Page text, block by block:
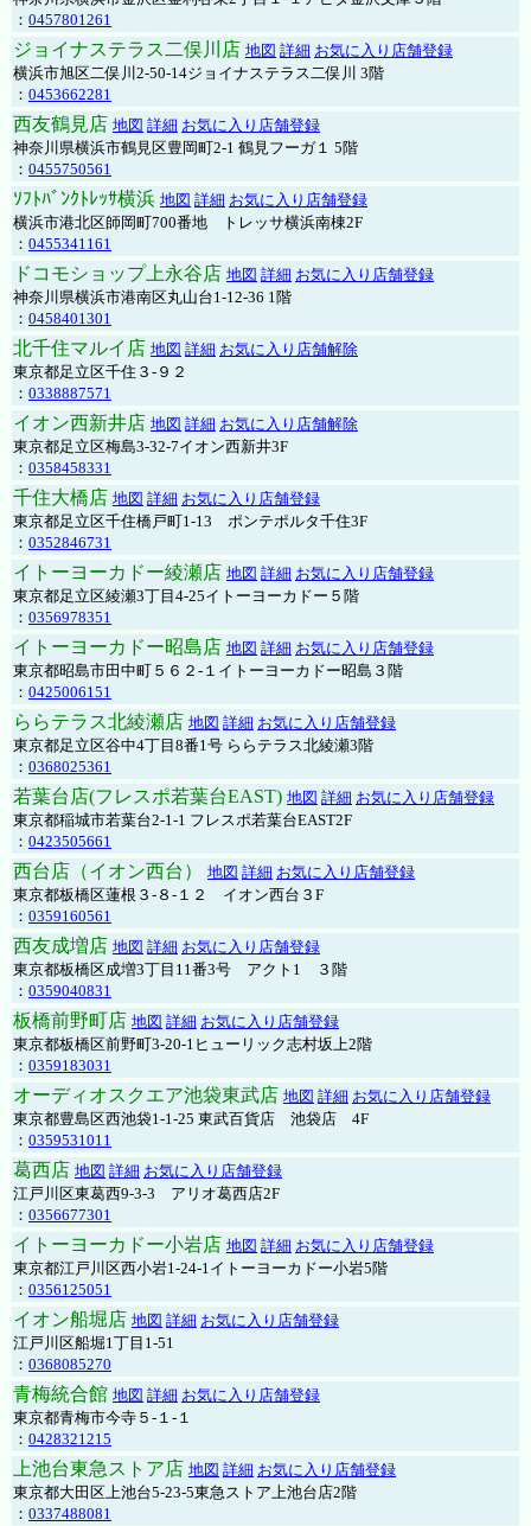
： 0457801261
ジョイナステラス二俣川店 地図 詳細 お気に入り店舗登録
横浜市旭区二俣川2-50-14ジョイナステラス二俣川 3階
： 0453662281
西友鶴見店 地図 詳細 お気に入り店舗登録
神奈川県横浜市鶴見区豊岡町2-1 鶴見フーガ１ 5階
： 0455750561
ｿﾌﾄﾊﾞﾝｸﾄﾚｯｻ横浜 地図 詳細 お気に入り店舗登録
横浜市港北区師岡町700番地 トレッサ横浜南棟2F
： 0455341161
ドコモショップ上永谷店 地図 詳細 お気に入り店舗登録
神奈川県横浜市港南区丸山台1-12-36 1階
： 0458401301
北千住マルイ店 地図 詳細 お気に入り店舗解除
東京都足立区千住３-９２
： 0338887571
イオン西新井店 地図 詳細 お気に入り店舗解除
東京都足立区梅島3-32-7イオン西新井3F
： 0358458331
千住大橋店 地図 詳細 お気に入り店舗登録
東京都足立区千住橋戸町1-13 ポンテポルタ千住3F
： 0352846731
イトーヨーカドー綾瀬店 地図 詳細 お気に入り店舗登録
東京都足立区綾瀬3丁目4-25イトーヨーカドー５階
： 0356978351
イトーヨーカドー昭島店 地図 詳細 お気に入り店舗登録
東京都昭島市田中町５６２-１イトーヨーカドー昭島３階
： 0425006151
ららテラス北綾瀬店 地図 詳細 お気に入り店舗登録
東京都足立区谷中4丁目8番1号 ららテラス北綾瀬3階
： 0368025361
若葉台店(フレスポ若葉台EAST) 地図 詳細 お気に入り店舗登録
東京都稲城市若葉台2-1-1 フレスポ若葉台EAST2F
： 0423505661
西台店（イオン西台） 地図 詳細 お気に入り店舗登録
東京都板橋区蓮根３-８-１２ イオン西台３F
： 0359160561
西友成増店 地図 詳細 お気に入り店舗登録
東京都板橋区成増3丁目11番3号 アクト1 ３階
： 0359040831
板橋前野町店 地図 詳細 お気に入り店舗登録
東京都板橋区前野町3-20-1ヒューリック志村坂上2階
： 0359183031
オーディオスクエア池袋東武店 地図 詳細 お気に入り店舗登録
東京都豊島区西池袋1-1-25 東武百貨店 池袋店 4F
： 0359531011
葛西店 地図 詳細 お気に入り店舗登録
江戸川区東葛西9-3-3 アリオ葛西店2F
： 0356677301
イトーヨーカドー小岩店 地図 詳細 お気に入り店舗登録
東京都江戸川区西小岩1-24-1イトーヨーカドー小岩5階
： 0356125051
イオン船堀店 地図 詳細 お気に入り店舗登録
江戸川区船堀1丁目1-51
： 0368085270
青梅統合館 地図 詳細 お気に入り店舗登録
東京都青梅市今寺５-１-１
： 0428321215
上池台東急ストア店 地図 詳細 お気に入り店舗登録
東京都大田区上池台5-23-5東急ストア上池台店2階
： 0337488081